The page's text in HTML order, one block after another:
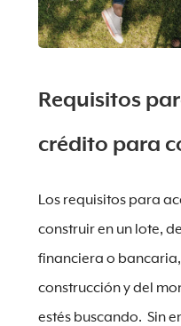
Requisitos
crédito para
Los requisitos para
construir en un lote,
financiera o
construcción y del
estés buscando. Sin